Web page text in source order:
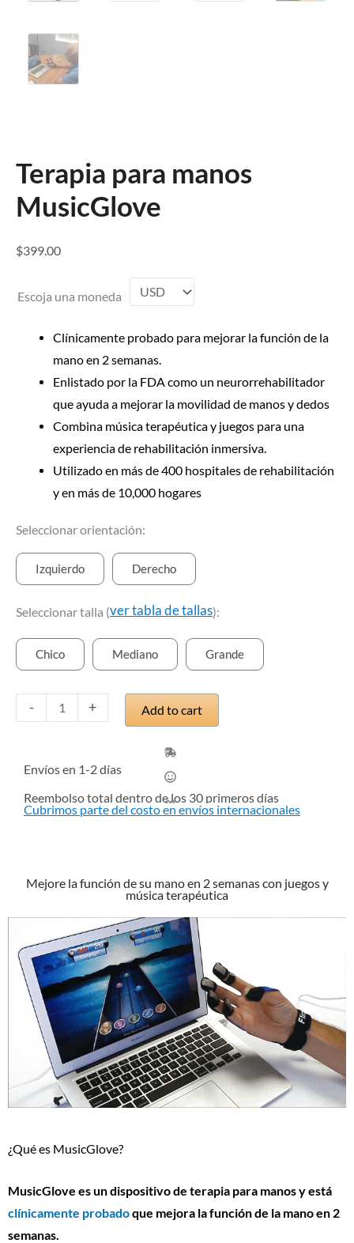
Terapia para manos
MusicGlove
$399.00
Escoja una moneda
Clínicamente probado para mejorar la función de la
mano en 2 semanas.
Enlistado por la FDA como un neurorrehabilitador
que ayuda a mejorar la movilidad de manos y dedos
Combina música terapéutica y juegos para una
experiencia de rehabilitación inmersiva.
Utilizado en más de 400 hospitales de rehabilitación
y en más de 10,000 hogares
Seleccionar orientación:
Izquierdo Derecho
Seleccionar talla (ver tabla de tallas):
Chico Mediano Grande
-
manos
quantity
+ Add to cart
Envíos en 1-2 días
Reembolso total dentro de los 30 primeros días
Cubrimos parte del costo en envíos internacionales
Mejore la función de su mano en 2 semanas con juegos y
música terapéutica
¿Qué es MusicGlove?
MusicGlove es un dispositivo de terapia para manos y está
clínicamente probadoque mejora la función de la mano en 2
semanas.